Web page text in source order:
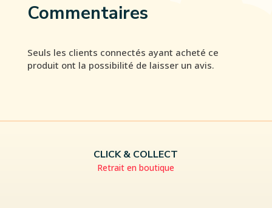
Commentaires
Seuls les clients connectés ayant acheté ce
produit ont la possibilité de laisser un avis.
CLICK & COLLECT
Retrait en boutique